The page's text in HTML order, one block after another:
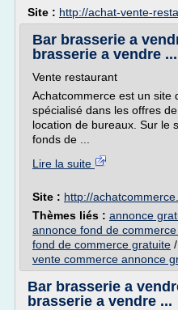
Site : http://achat-vente-
Bar brasserie a
brasserie a vendre ...
Vente restaurant
Achatcommerce est un site
spécialisé dans les offres
location de bureaux. Sur le
fonds de ...
Lire la suite
Site : http://
Thèmes liés : annonce
annonce fond de
fond de commerce gratuite /
vente commerce annonce
Bar brasserie a
brasserie a vendre ...